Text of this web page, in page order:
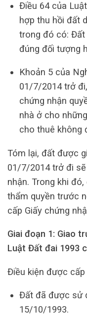
Điều 64 của
hợp thu hồi đất
trong đó có: Đất
đúng đối tượng
Khoản 5 của
01/7/2014 trở
chứng nhận
nhà ở cho
cho thuê không
Tóm lại, đất được
01/7/2014 trở đi
nhận. Trong khi
thẩm quyền trước
cấp Giấy chứng
Giai đoạn 1: Giao
Luật Đất đai 1993
Điều kiện được cấp
Đất đã được sử
15/10/1993.